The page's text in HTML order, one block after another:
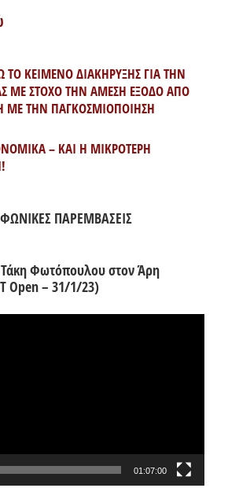
ΤΟ ΚΕΙΜΕΝΟ ΔΙΑΚΗΡΥΞΗΣ ΓΙΑ ΤΗΝ
ΜΕ ΣΤΟΧΟ ΤΗΝ ΑΜΕΣΗ ΕΞΟΔΟ ΑΠΟ
ΜΕ ΤΗΝ ΠΑΓΚΟΣΜΙΟΠΟΙΗΣΗ
– ΚΑΙ Η ΜΙΚΡΟΤΕΡΗ
ΠΑΡΕΜΒΑΣΕΙΣ
Τάκη Φωτόπουλου στον Άρη
Open – 31/1/23)
01:07:00